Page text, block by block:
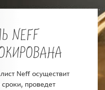
NEFF
Neff осуществит
проведет